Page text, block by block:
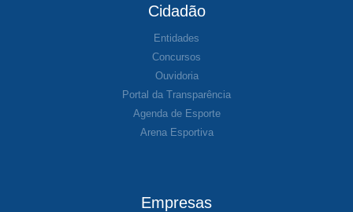
Cidadão
Entidades
Concursos
Ouvidoria
Portal da Transparência
Agenda de Esporte
Arena Esportiva
Empresas